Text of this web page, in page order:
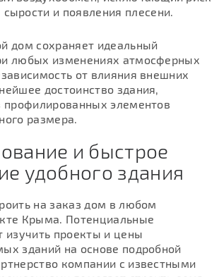
сырости и появления плесени.
дом сохраняет идеальный
любых изменениях атмосферных
от влияния внешних
достоинство здания,
профилированных элементов
размера.
и быстрое
удобного здания
на заказ дом в любом
Крыма. Потенциальные
изучить проекты и цены
зданий на основе подробной
компании с известными